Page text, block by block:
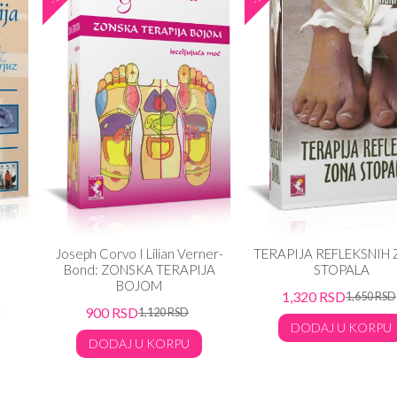
Joseph Corvo I Lilian Verner-
Bond: ZONSKA TERAPIJA
BOJOM
1,120RSD
900RSD
DODAJ U KORPU
TERAPIJA REFLEKSNIH
STOPALA
1,650RSD
1,320RSD
DODAJ U KORPU